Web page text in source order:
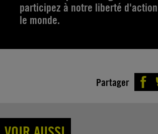
participez à notre liberté
le monde.
Partager